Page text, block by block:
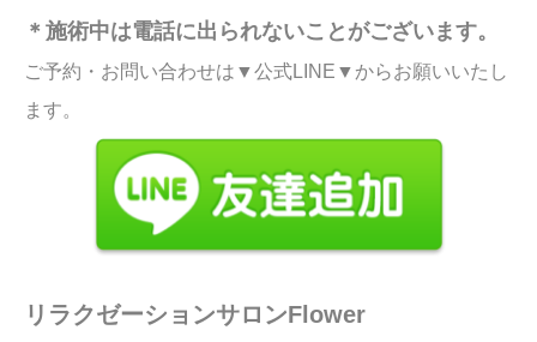
＊施術中は電話に出られないことがございます。
ご予約・お問い合わせは▼公式LINE▼からお願いいたし
ます。
リラクゼーションサロンFlower